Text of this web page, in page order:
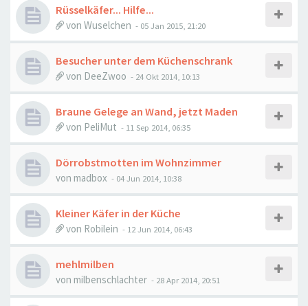
Rüsselkäfer... Hilfe...
von Wuselchen - 05 Jan 2015, 21:20
Besucher unter dem Küchenschrank
von DeeZwoo - 24 Okt 2014, 10:13
Braune Gelege an Wand, jetzt Maden
von PeliMut - 11 Sep 2014, 06:35
Dörrobstmotten im Wohnzimmer
von madbox - 04 Jun 2014, 10:38
Kleiner Käfer in der Küche
von Robilein - 12 Jun 2014, 06:43
mehlmilben
von milbenschlachter - 28 Apr 2014, 20:51